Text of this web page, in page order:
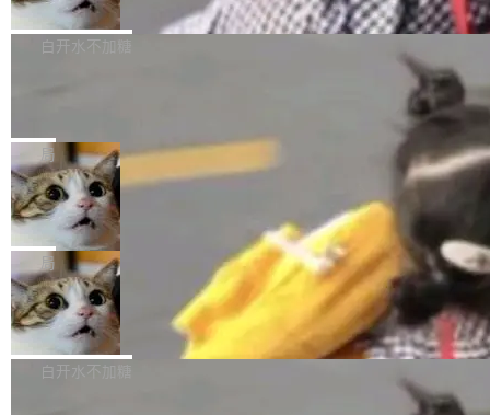
由软件情怀，而是一个跟 AI agent 直接相关的
技术判断。 两行 prompt 就能个性化任何软件 C
关开源项目的开发者，希望参加 DeepSeek Har
ness 的内测，可以回复或私信联系我。请附上
Harness 负责把能力落到真实环境中——调用工
具、读写文件、管理上下文、处理错误、完成闭
环。崔添翼招人的标...
开源
商汤科技宣布面向社区开源轻量级统一多模态模
型的预览版本 SenseNova U1.5-Lite-Preview。
理解、推理、生成与编辑，还仅以 8B-MoT 的轻
量大小，将能力推进到4K、更精细的真实质感、
更复杂的视觉控制和可持续迭代编辑。 相比 U
1，U1.5-Lite-Preview 在以下方向上带来了显著
提升： 原生支持4K图像生成； 更精细的局部纹
理、细节与真实世界质感； 更准确的中英文文字
生成与复杂版式组织； 更稳定的图...
白开水不加糖
nap。这次是 hwctl——一个用来检查 Ubuntu
硬件认证状态的命令行工具。 Canonical 工程师
Alan Griffiths 在邮件列表中说得很直白：「hwc
tl 是一个 Ubuntu 专有的包，它和它的依赖项都
是 Ubuntu 专有的，不会用在其他发行版上。」
所以 deb 版本的受众实际上为零。既然只有 Ub
untu 用户在用，那用 snap 打包就没什么可纠结
的。 从 deb 到 snap 的迁移路径 hwctl 是 rust-
hwlib 硬件 API 库的一部分，命令行工具负责查
局
Dario Amodei 担心新人来 Anthropic
只为金钱，不为使命
顶级 AI 研究员在两家公司之间来回跳，中间只
隔了几天。 Lilian Weng 上周刚宣布因健康原因
离开 Thinking Machines Lab，说自己作为联合
创始人的角色「太累了」。几天后，The Inform
ation 就曝出她将重回 OpenAI，负责递归自我
改进方向的研究。她是 Thinking Machines 过
局
FFmpeg 9.0 发布
FFmpeg 9.0 现已发布，包含多项改进。官方更
新日志列出的 9.0 版本主要更新内容如下： 扩
白开水不加糖